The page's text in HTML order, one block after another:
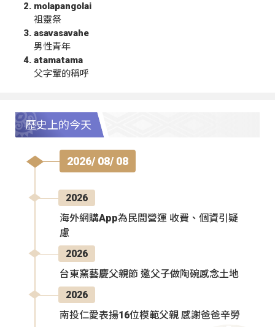
molapangolai
祖靈祭
asavasavahe
男性青年
atamatama
父字輩的稱呼
歷史上的今天
2026/ 08/ 08
2026
海外網購App為民間營運 收費、個資引疑
慮
2026
台東窯藝慶父親節 邀父子做陶碗感念土地
2026
南投仁愛表揚16位模範父親 感謝爸爸辛勞